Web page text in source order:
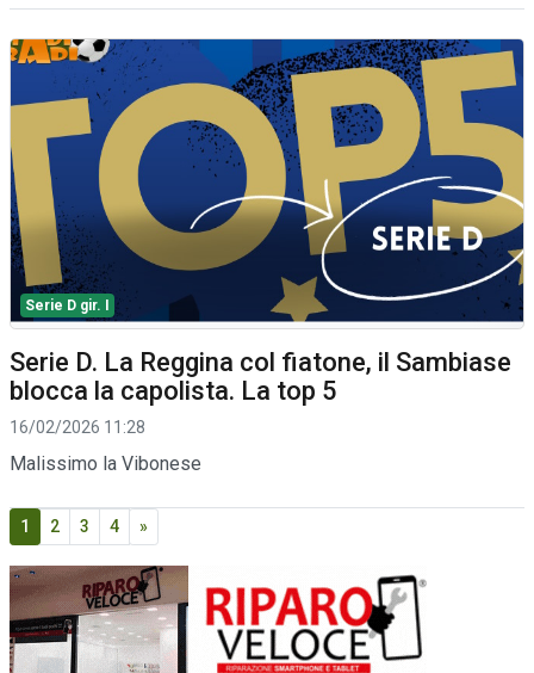
Serie D gir. I
Serie D. La Reggina col fiatone, il Sambiase
blocca la capolista. La top 5
16/02/2026 11:28
Malissimo la Vibonese
1 2 3 4 »